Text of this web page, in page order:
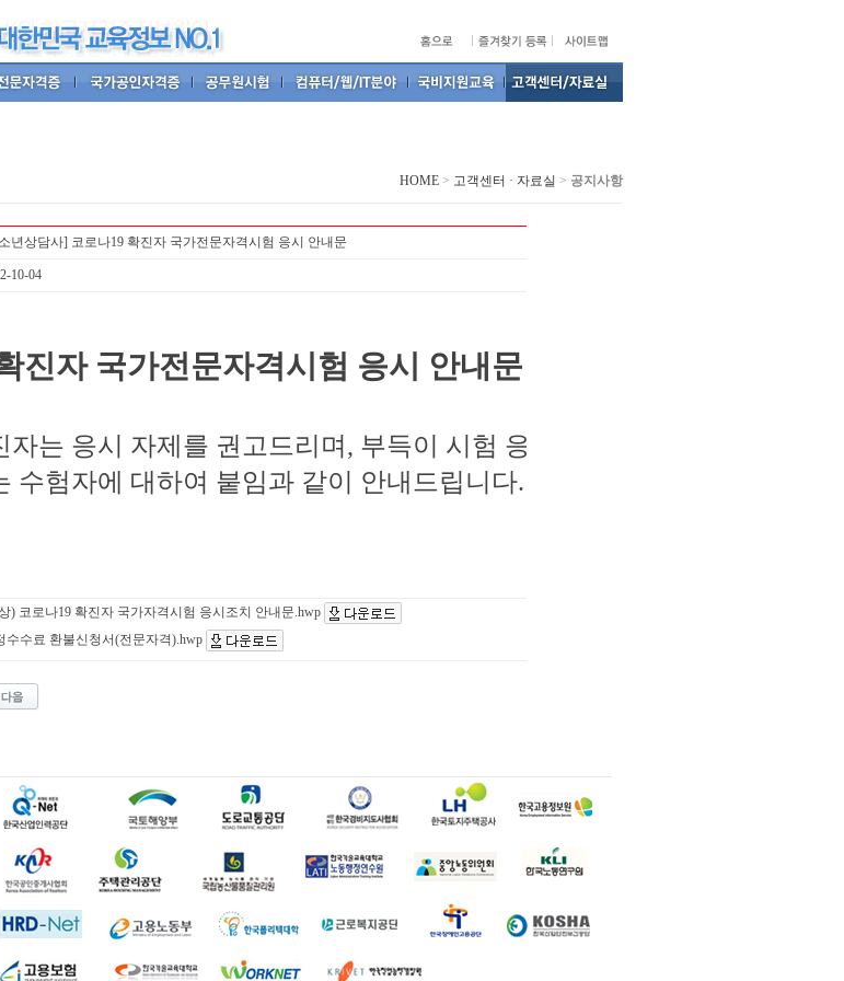
HOME > 고객센터 · 자료실 > 공지사항
년상담사] 코로나19 확진자 국가전문자격시험 응시 안내문
10-04
진자 국가전문자격시험 응시 안내문
자는 응시 자제를 권고드리며, 부득이 시험 응
수험자에 대하여 붙임과 같이 안내드립니다.
) 코로나19 확진자 국가자격시험 응시조치 안내문.hwp
수수료 환불신청서(전문자격).hwp